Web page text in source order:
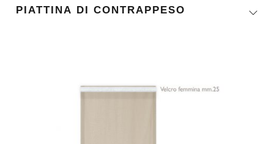
PIATTINA DI CONTRAPPESO